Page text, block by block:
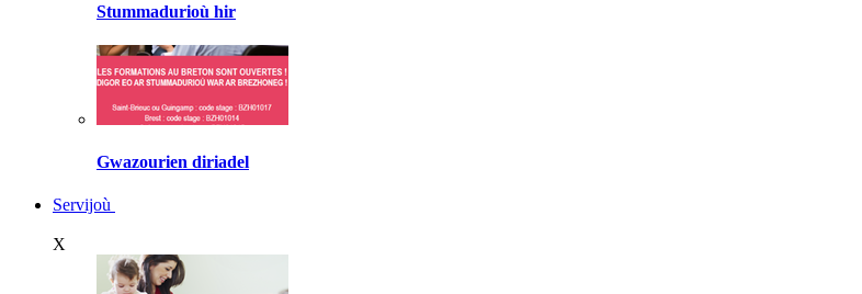
Stummadurioù hir
Gwazourien diriadel
Servijoù
X